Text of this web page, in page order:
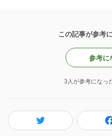
この記事が参考
参考に
3人が参考になっ